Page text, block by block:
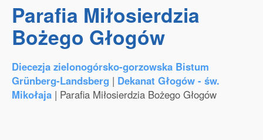
Parafia Miłosierdzia
Bożego Głogów
Diecezja zielonogórsko-gorzowska Bistum
Grünberg-Landsberg | Dekanat Głogów - św.
Mikołaja | Parafia Miłosierdzia Bożego Głogów